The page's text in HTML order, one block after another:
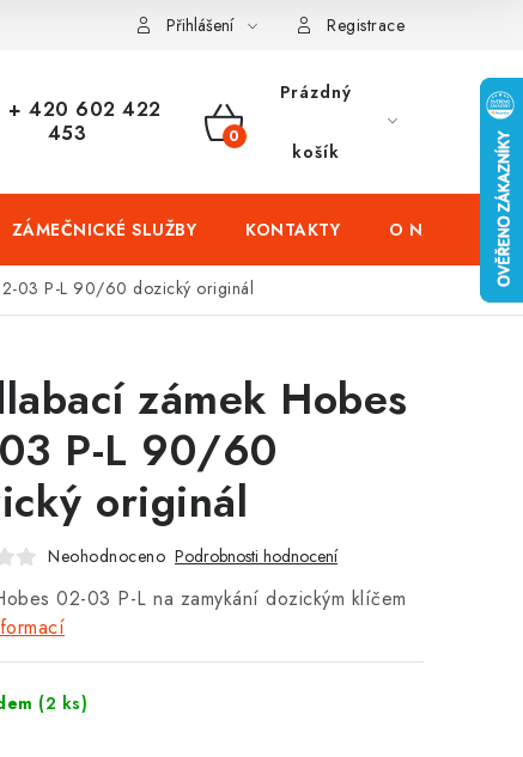
Zabezpečení firem (administrativních budov) a
Přihlášení Registrace
+ 420 602 422
453
NÁKUPNÍ
Prázdný
košík
ZÁMEČNICKÉ SLUŽBY KONTAKTY O NÁS
03 P-L 90/60 dozický originál
zámek Hobes
P-L 90/60
originál
Neohodnoceno Podrobnosti hodnocení
02-03 P-L na zamykání dozickým klíčem
(2 ks)